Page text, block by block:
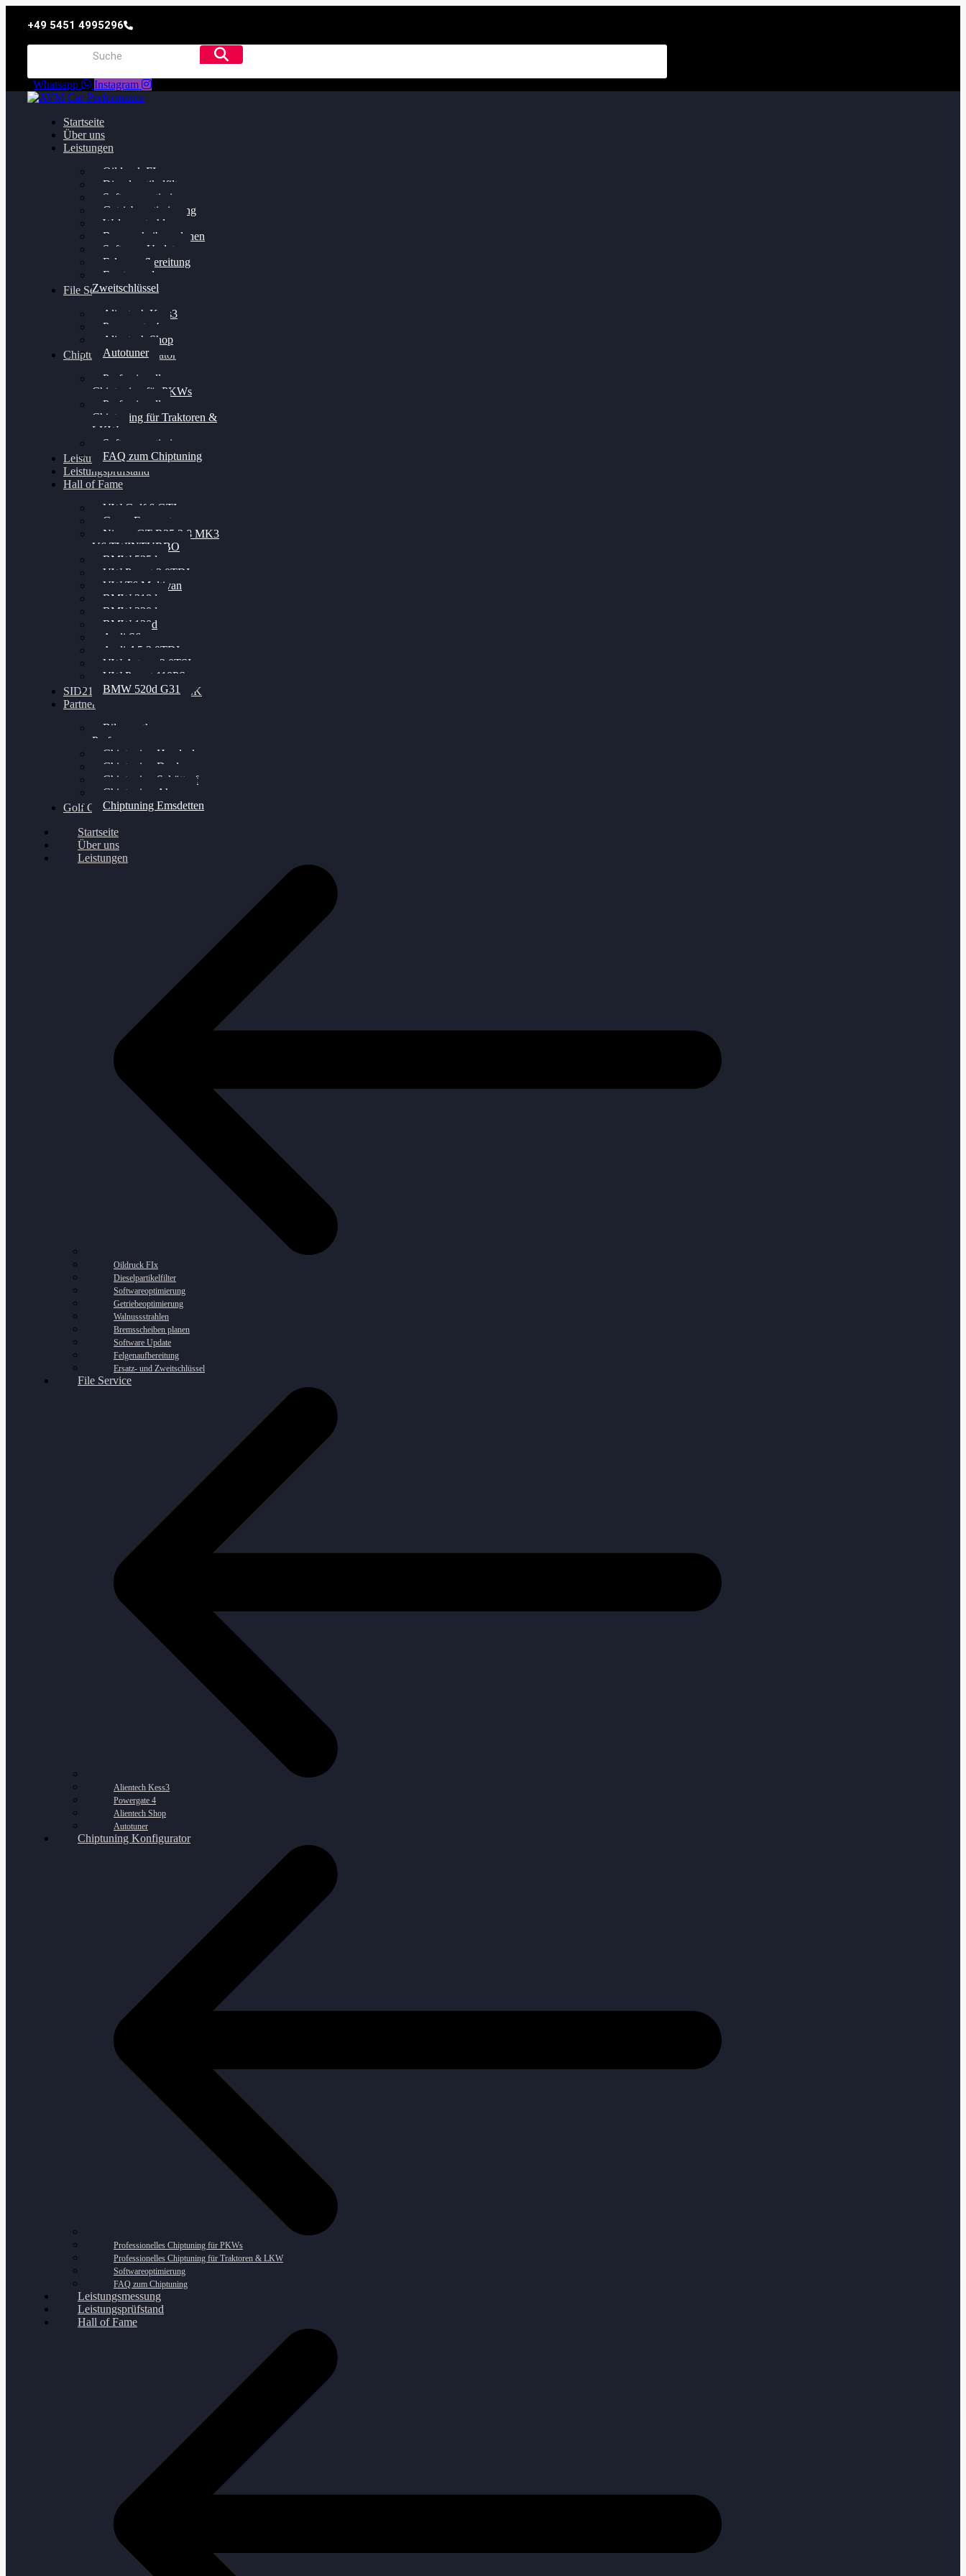
+49 5451 4995296
Whatsapp Instagram
Startseite
Über uns
Leistungen
Oildruck FIx
Dieselpartikelfilter
Softwareoptimierung
Getriebeoptimierung
Walnussstrahlen
Bremsscheiben planen
Software Update
Felgenaufbereitung
Ersatz- und
Zweitschlüssel
File Service
Alientech Kess3
Powergate 4
Alientech Shop
Autotuner
Chiptuning Konfigurator
Professionelles
Chiptuning für PKWs
Professionelles
Chiptuning für Traktoren &
LKW
Softwareoptimierung
FAQ zum Chiptuning
Leistungsmessung
Leistungsprüfstand
Hall of Fame
VW Golf 6 GTI
Cupra Formentor
Nissan GT-R35 3.8 MK3
V6 TWINTURBO
BMW 525d
VW Passat 2.0TDI
VW T6 Multivan
BMW 318d
BMW 320d
BMW 120d
Audi S6
Audi A5 3.0TDI
VW Arteon 2.0TSI
VW Passat 110PS
BMW 520d G31
SID212 / 212EVO UNLOCK
Partner
Bilgenroth
Performance
Chiptuning Herzlacke
Chiptuning Duelmen
Chiptuning Schüttorf
Chiptuning Ahaus
Chiptuning Emsdetten
Golf Gewinnspiel
Startseite
Über uns
Leistungen
Oildruck FIx
Dieselpartikelfilter
Softwareoptimierung
Getriebeoptimierung
Walnussstrahlen
Bremsscheiben planen
Software Update
Felgenaufbereitung
Ersatz- und Zweitschlüssel
File Service
Alientech Kess3
Powergate 4
Alientech Shop
Autotuner
Chiptuning Konfigurator
Professionelles Chiptuning für PKWs
Professionelles Chiptuning für Traktoren & LKW
Softwareoptimierung
FAQ zum Chiptuning
Leistungsmessung
Leistungsprüfstand
Hall of Fame